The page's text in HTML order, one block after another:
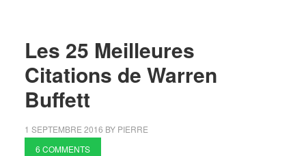
Les 25 Meilleures
Citations de Warren
Buffett
1 SEPTEMBRE 2016 BY PIERRE
6 COMMENTS